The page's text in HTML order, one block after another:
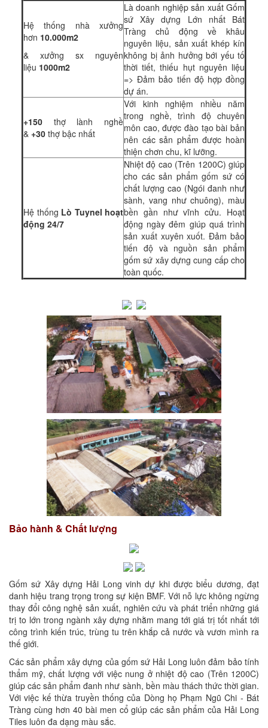
Hệ thống nhà xưởng
hơn 10.000m2
& xưởng sx nguyên
liệu 1000m2
Là doanh nghiệp sản xuất Gốm
sứ Xây dựng Lớn nhất Bát
Tràng chủ động về khâu
nguyên liệu, sản xuất khép kín
không bị ảnh hưởng bới yếu tố
thời tiết, thiếu hụt nguyên liệu
=> Đảm bảo tiến độ hợp đồng
dự án.
+150 thợ lành nghề
& +30 thợ bậc nhất
Với kinh nghiệm nhiều năm
trong nghề, trình độ chuyên
môn cao, được đào tạo bài bản
nên các sản phẩm được hoàn
thiện chơn chu, kĩ lưỡng.
Hệ thống Lò Tuynel hoạt
động 24/7
Nhiệt độ cao (Trên 1200C) giúp
cho các sản phẩm gốm sứ có
chất lượng cao (Ngói đanh như
sành, vang như chuông), màu
bền gần như vĩnh cửu. Hoạt
động ngày đêm giúp quá trình
sản xuất xuyên xuốt. Đảm bảo
tiến độ và nguồn sản phẩm
gốm sứ xây dựng cung cấp cho
toàn quốc.
Bảo hành & Chất lượng
Gốm sứ Xây dựng Hải Long vinh dự khi được biểu dương, đạt
danh hiệu trang trọng trong sự kiện BMF. Với nỗ lực không ngừng
thay đổi công nghệ sản xuất, nghiên cứu và phát triển những giá
trị to lớn trong ngành xây dựng nhằm mang tới giá trị tốt nhất tới
công trình kiến trúc, trùng tu trên khắp cả nước và vươn mình ra
thế giới.
Các sản phẩm xây dựng của gốm sứ Hải Long luôn đảm bảo tính
thẩm mỹ, chất lượng với việc nung ở nhiệt độ cao (Trên 1200C)
giúp các sản phẩm đanh như sành, bền màu thách thức thời gian.
Với việc kế thừa truyền thống của Dòng họ Phạm Ngũ Chi - Bát
Tràng cùng hơn 40 bài men cổ giúp các sản phẩm của Hải Long
Tiles luôn đa dạng màu sắc.